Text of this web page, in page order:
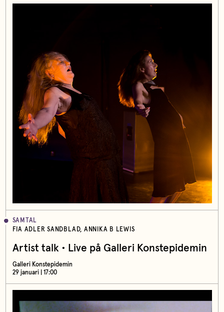
SAMTAL
FIA ADLER SANDBLAD, ANNIKA B LEWIS
Artist talk • Live på Galleri Konstepidemin
Galleri Konstepidemin
29 januari | 17:00